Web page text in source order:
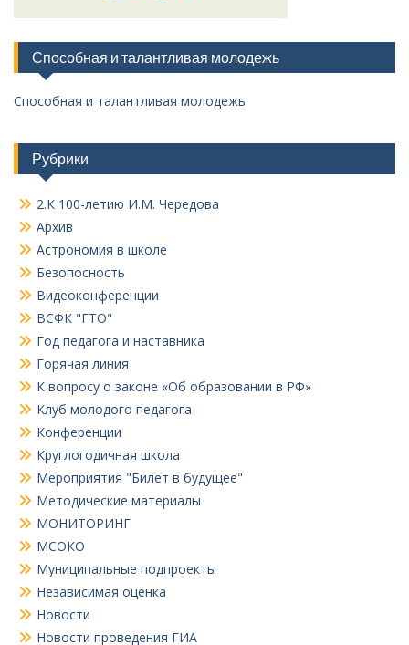
Способная и талантливая молодежь
Способная и талантливая молодежь
Рубрики
2.К 100-летию И.М. Чередова
Архив
Астрономия в школе
Безопосность
Видеоконференции
ВСФК "ГТО"
Год педагога и наставника
Горячая линия
К вопросу о законе «Об образовании в РФ»
Клуб молодого педагога
Конференции
Круглогодичная школа
Мероприятия "Билет в будущее"
Методические материалы
МОНИТОРИНГ
МСОКО
Муниципальные подпроекты
Независимая оценка
Новости
Новости проведения ГИА